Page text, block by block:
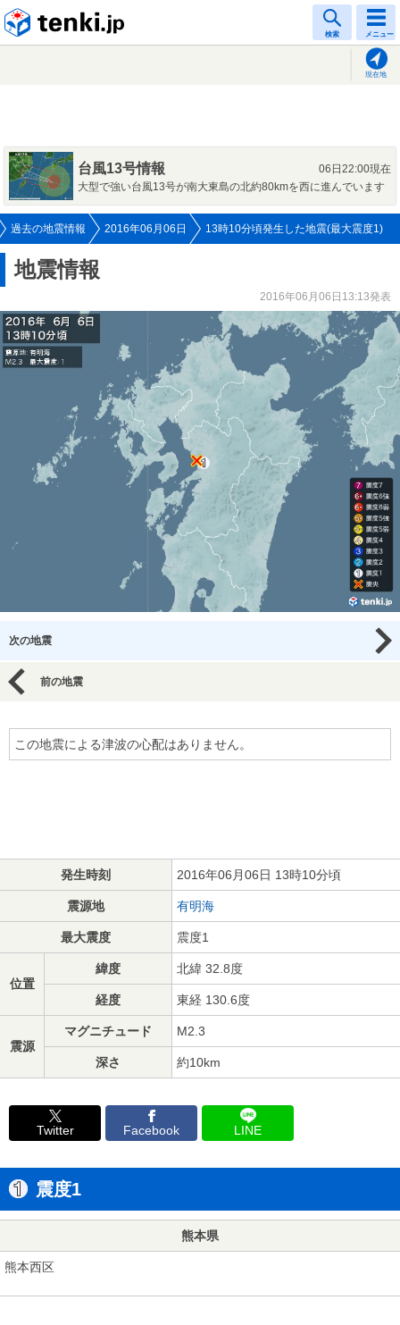
検索 メニュー
現在地
台風13号情報
06日22:00現在
大型で強い台風13号が南大東島の北約80kmを西に進んでいます
過去の地震情報 2016年06月06日 13時10分頃発生した地震(最大震度1)
地震情報
2016年06月06日13:13発表
次の地震
前の地震
この地震による津波の心配はありません。
発生時刻 2016年06月06日 13時10分頃
震源地 有明海
最大震度 震度1
位置
緯度 北緯 32.8度
経度 東経 130.6度
震源
マグニチュード M2.3
深さ 約10km
Twitter Facebook LINE
震度1
熊本県
熊本西区